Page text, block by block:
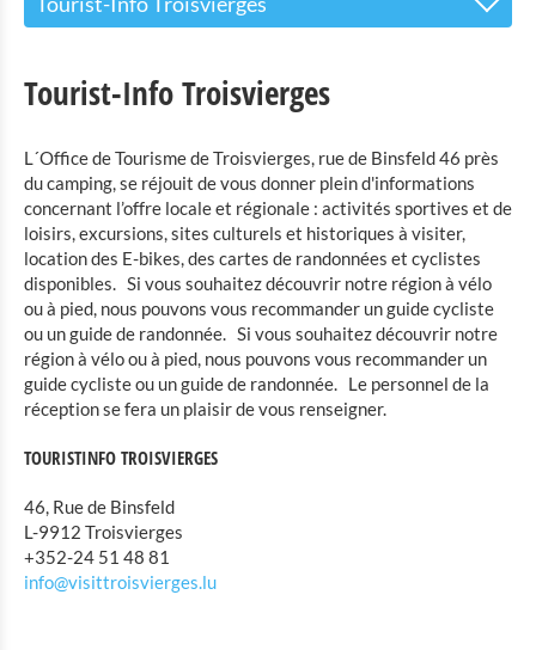
Tourist-Info Troisvierges
Attractions touristiques
Parc Naturel de l'Our
Culture & musées
Shopping
Mobilité à Troisvierges
Location de Vélo
Activités intérieures
Eat & Sleep
Tourist-Info Troisvierges
L´Office de Tourisme de Troisvierges, rue de Binsfeld 46 près
du camping, se réjouit de vous donner plein d'informations
concernant l’offre locale et régionale : activités sportives et de
loisirs, excursions, sites culturels et historiques à visiter,
location des E-bikes, des cartes de randonnées et cyclistes
disponibles. Si vous souhaitez découvrir notre région à vélo
ou à pied, nous pouvons vous recommander un guide cycliste
ou un guide de randonnée. Si vous souhaitez découvrir notre
région à vélo ou à pied, nous pouvons vous recommander un
guide cycliste ou un guide de randonnée. Le personnel de la
réception se fera un plaisir de vous renseigner.
TOURISTINFO TROISVIERGES
46, Rue de Binsfeld
L-9912 Troisvierges
+352-24 51 48 81
info@visittroisvierges.lu